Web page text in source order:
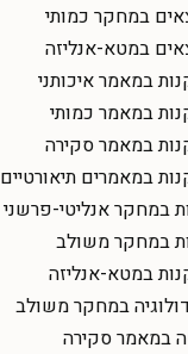
במחקר כמותי
במטא-אנליזה
במאמר איכותני
במאמר כמותי
במאמר סקירה
במאמרים תיאורטיים
במחקר אנליטי-פרשני
במחקר משולב
במטא-אנליזה
במחקר משולב
במאמר סקירה